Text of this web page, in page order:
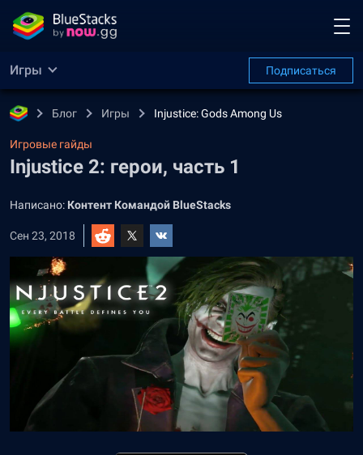
Игры Подписаться
Блог Игры Injustice: Gods Among Us
Игровые гайды
Injustice 2: герои, часть 1
Написано: Контент Командой BlueStacks
Сен 23, 2018